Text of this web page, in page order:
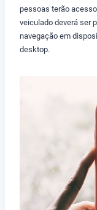
pessoas terão
veiculado deverá ser
navegação em
desktop.